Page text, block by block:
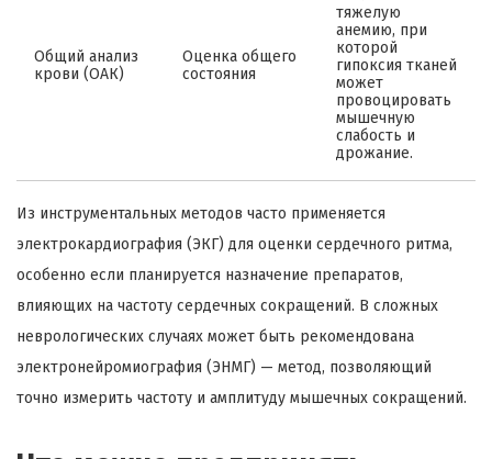
Общий анализ
крови (ОАК)
Оценка общего
состояния
тяжелую
анемию, при
которой
гипоксия тканей
может
провоцировать
мышечную
слабость и
дрожание.
Из инструментальных методов часто применяется
электрокардиография (ЭКГ) для оценки сердечного ритма,
особенно если планируется назначение препаратов,
влияющих на частоту сердечных сокращений. В сложных
неврологических случаях может быть рекомендована
электронейромиография (ЭНМГ) — метод, позволяющий
точно измерить частоту и амплитуду мышечных сокращений.